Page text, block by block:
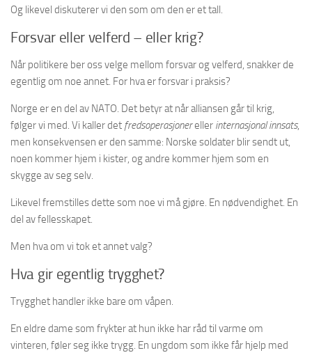
Og likevel diskuterer vi den som om den er et tall.
Forsvar eller velferd – eller krig?
Når politikere ber oss velge mellom forsvar og velferd, snakker de
egentlig om noe annet. For hva er forsvar i praksis?
Norge er en del av NATO. Det betyr at når alliansen går til krig,
følger vi med. Vi kaller det fredsoperasjonereller internasjonal innsats,
men konsekvensen er den samme: Norske soldater blir sendt ut,
noen kommer hjem i kister, og andre kommer hjem som en
skygge av seg selv.
Likevel fremstilles dette som noe vi må gjøre. En nødvendighet. En
del av fellesskapet.
Men hva om vi tok et annet valg?
Hva gir egentlig trygghet?
Trygghet handler ikke bare om våpen.
En eldre dame som frykter at hun ikke har råd til varme om
vinteren, føler seg ikke trygg. En ungdom som ikke får hjelp med